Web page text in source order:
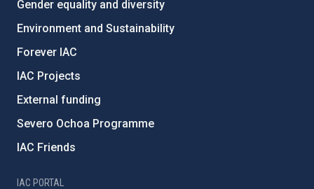
Gender equality and diversity
Environment and Sustainability
Forever IAC
IAC Projects
External funding
Severo Ochoa Programme
IAC Friends
IAC PORTAL